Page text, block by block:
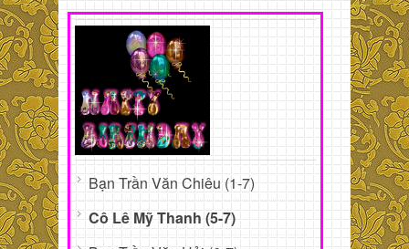
Bạn Trần Văn Chiêu (1-7)
Cô Lê Mỹ Thanh (5-7)